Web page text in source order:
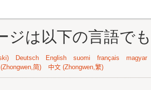
ジは以下の言語で
Deutsch English suomi français
magyar
简) 中文 (Zhongwen,繁)